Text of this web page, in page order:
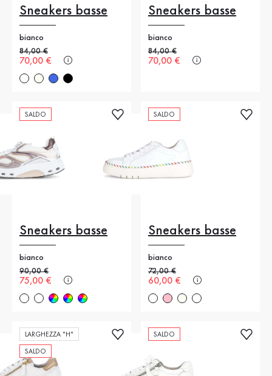
Sneakers basse
bianco
Prezzo precedente
84,00 €
Nuovo prezzo
70,00 €
Sneakers basse
bianco
Prezzo precedente
84,00 €
Nuovo prezzo
70,00 €
SALDO
Sneakers basse
bianco
Prezzo precedente
90,00 €
Nuovo prezzo
75,00 €
SALDO
Sneakers basse
bianco
Prezzo precedente
72,00 €
Nuovo prezzo
60,00 €
LARGHEZZA "H"
SALDO
SALDO